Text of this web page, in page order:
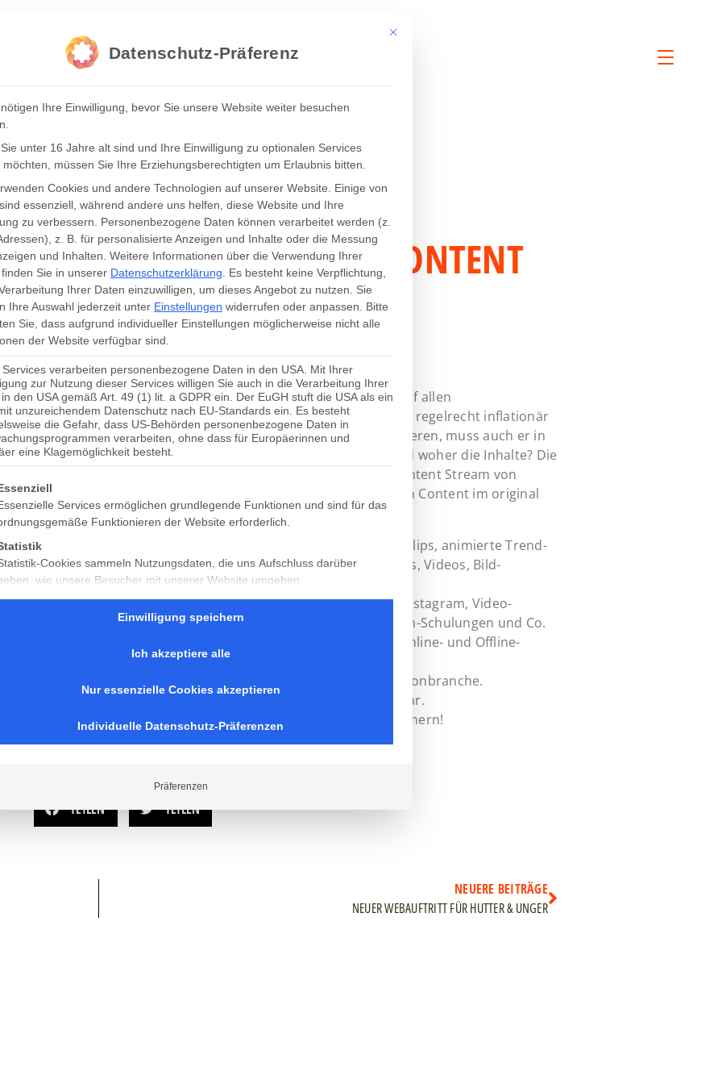
FASHION.ME.UP – DER CONTENT
STREAM FÜR FASHION
RETAILER
Amazon, Zalando und viele stationäre Wettbewerber sind auf allen
Onlineplattformen wie Facebook, Instagram, Blogs und Apps regelrecht inflationär
präsent. Will der klassische Retailer seine Kunden nicht verlieren, muss auch er in
diesen Kanälen aktiv sein. Doch woher die Zeit nehmen? Und woher die Inhalte? Die
Lösung lautet fashion.me.up! fashion.me.up ist der neue Content Stream von
Hutter & Unger für Retailer und liefert hochwertigen Fashion Content im original
Influencer-Style. Ihre Vorteile als Händler:
Pro Jahr mind. 320 neue Themen als Trend-Influencer-Clips, animierte Trend-
Infos, Gif-Sticker, Aktionen, Tages-Specials, Beauty-Tipps, Videos, Bild-
Animationen, Pics, Texte etc.
Einfach downloadbar für Ihr Marketing auf Facebook, Instagram, Video-
Streaming, Fashionblog, Website, App, Instore-TV, Team-Schulungen und Co.
All-you-can-use: Die Themen sind nutzbar für all Ihre Online- und Offline-
Top aktuell – von Lifestyle-Experten – am Puls der Fashionbranche.
In der fashion.me.up Cloud immer und überall verfügbar.
Als Flatrate-Abo: Einmal gebucht, um nichts mehr kümmern!
TEILEN TEILEN
NEUERE BEITRÄGE
NEUER WEBAUFTRITT FÜR HUTTER & UNGER
Mit diesem Button wird der Dialog geschlossen. Seine Funktionalität ist
Datenschutz-Präferenz
Ihre Einwilligung, bevor Sie unsere Website weiter besuchen
unter 16 Jahre alt sind und Ihre Einwilligung zu optionalen Services
müssen Sie Ihre Erziehungsberechtigten um Erlaubnis bitten.
Cookies und andere Technologien auf unserer Website. Einige von
essenziell, während andere uns helfen, diese Website und Ihre
zu verbessern.
Personenbezogene Daten können verarbeitet werden (z.
z. B. für personalisierte Anzeigen und Inhalte oder die Messung
und Inhalten. Weitere Informationen über die Verwendung Ihrer
Sie in unserer Datenschutzerklärung
Es besteht keine Verpflichtung,
Ihrer Daten einzuwilligen, um dieses Angebot zu nutzen.
Sie
Ihre Auswahl jederzeit unter Einstellungen widerrufen oder anpassen.
Bitte
Sie, dass aufgrund individueller Einstellungen möglicherweise nicht alle
der Website verfügbar sind.
Services verarbeiten personenbezogene Daten in den USA. Mit Ihrer
zur Nutzung dieser Services willigen Sie auch in die Verarbeitung Ihrer
den USA gemäß Art. 49 (1) lit. a GDPR ein. Der EuGH stuft die USA als ein
unzureichendem Datenschutz nach EU-Standards ein. Es besteht
die Gefahr, dass US-Behörden personenbezogene Daten in
verarbeiten, ohne dass für Europäerinnen und
eine Klagemöglichkeit besteht.
eine Liste der Service-Gruppen, für die eine Einwilligung erteilt werden kann. Die erste Service-Gruppe ist essenziell und
Services ermöglichen grundlegende Funktionen und sind für das
Funktionieren der Website erforderlich.
Cookies sammeln Nutzungsdaten, die uns Aufschluss darüber
wie unsere Besucher mit unserer Website umgehen.
Marketing Services werden von Drittanbietern oder Herausgebern genutzt,
über Websites hinweg verfolgen.
Einwilligung speichern
Ich akzeptiere alle
Nur essenzielle Cookies akzeptieren
Individuelle Datenschutz-Präferenzen
Präferenzen